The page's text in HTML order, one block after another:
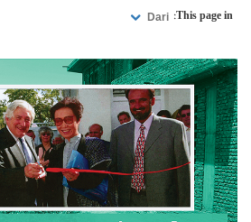
This page in:
Dari